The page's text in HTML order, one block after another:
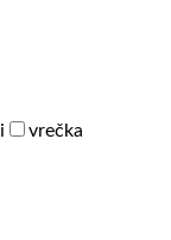
vrečka